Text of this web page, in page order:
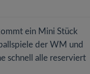
ein Mini Stück
der WM und
schnell alle reserviert